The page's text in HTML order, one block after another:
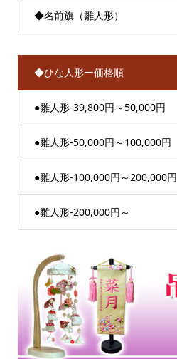
◆名前旗（雛人形）
◆ひな人形ー価格順
●雛人形-39,800円～50,000円
●雛人形-50,000円～100,000円
●雛人形-100,000円～200,000円
●雛人形-200,000円～